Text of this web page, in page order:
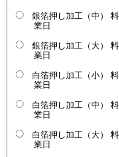
銀箔押し加工（中）
業日
銀箔押し加工（大）
業日
白箔押し加工（小）
業日
白箔押し加工（中）
業日
白箔押し加工（大）
業日